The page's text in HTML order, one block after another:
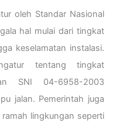
oleh Standar Nasional
hal mulai dari tingkat
keselamatan instalasi.
tentang tingkat
SNI 04-6958-2003
jalan. Pemerintah juga
lingkungan seperti